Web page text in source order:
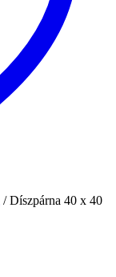
/Díszpárna 40 x 40